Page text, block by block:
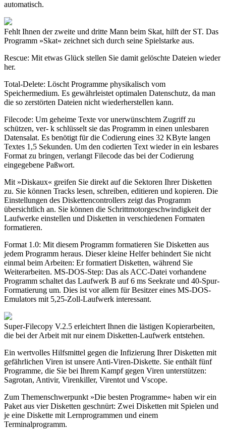
automatisch.
Fehlt Ihnen der zweite und dritte Mann beim Skat, hilft der ST. Das
Programm »Skat« zeichnet sich durch seine Spielstarke aus.
Rescue: Mit etwas Glück stellen Sie damit gelöschte Dateien wieder
her.
Total-Delete: Löscht Programme physikalisch vom
Speichermedium. Es gewährleistet optimalen Datenschutz, da man
die so zerstörten Dateien nicht wiederherstellen kann.
Filecode: Um geheime Texte vor unerwünschtem Zugriff zu
schützen, ver- k schlüsselt sie das Programm in einen unlesbaren
Datensalat. Es benötigt für die Codierung eines 32 KByte langen
Textes 1,5 Sekunden. Um den codierten Text wieder in ein lesbares
Format zu bringen, verlangt Filecode das bei der Codierung
eingegebene Paßwort.
Mit »Diskaux« greifen Sie direkt auf die Sektoren Ihrer Disketten
zu. Sie können Tracks lesen, schreiben, editieren und kopieren. Die
Einstellungen des Diskettencontrollers zeigt das Programm
übersichtlich an. Sie können die Schrittmotorgeschwindigkeit der
Laufwerke einstellen und Disketten in verschiedenen Formaten
formatieren.
Format 1.0: Mit diesem Programm formatieren Sie Disketten aus
jedem Programm heraus. Dieser kleine Helfer behindert Sie nicht
einmal beim Arbeiten: Er formatiert Disketten, während Sie
Weiterarbeiten. MS-DOS-Step: Das als ACC-Datei vorhandene
Programm schaltet das Laufwerk B auf 6 ms Seekrate und 40-Spur-
Formatierung um. Dies ist vor allem für Besitzer eines MS-DOS-
Emulators mit 5,25-Zoll-Laufwerk interessant.
Super-Filecopy V.2.5 erleichtert Ihnen die lästigen Kopierarbeiten,
die bei der Arbeit mit nur einem Disketten-Laufwerk entstehen.
Ein wertvolles Hilfsmittel gegen die Infizierung Ihrer Disketten mit
gefährlichen Viren ist unsere Anti-Viren-Diskette. Sie enthält fünf
Programme, die Sie bei Ihrem Kampf gegen Viren unterstützen:
Sagrotan, Antivir, Virenkiller, Virentot und Vscope.
Zum Themenschwerpunkt »Die besten Programme« haben wir ein
Paket aus vier Disketten geschnürt: Zwei Disketten mit Spielen und
je eine Diskette mit Lernprogrammen und einem
Terminalprogramm.